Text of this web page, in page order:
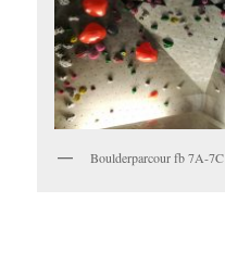
Boulderparcour fb 7A-7C